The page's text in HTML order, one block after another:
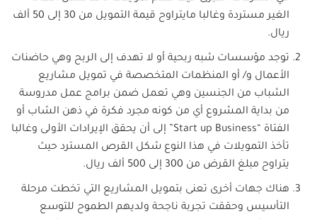
الغير مستردة وغالبا مايتراوح قيمة التمويل من 30 إلى 50 ألف
ريال.
توجد مؤسسات شبه ربحية أو لا تهدف إلى الربح وهي حاضنات
الأعمال و/ أو المنظمات المتخصصة في تمويل مشاريع
الشباب من الجنسين وهي تعمل ضمن برامج عمل مدروسة
من بداية المشروع أي من كونه مجرد فكرة في ذهن الشاب أو
الفتاة “Start up Business” إلى أن يحقق الإيرادات الأولى وغالبا
تأخذ التمويلات في هذا النوع شكل القرص المسترد حيث
يتراوح مبلغ القرض من 300 إلى 500 ألف ريال.
هناك جهات أخرى تعنى بتمويل المشاريع التي تخطت مرحلة
التأسيس وحققت تجربة ناجحة ولديهم الطموح للتوسع